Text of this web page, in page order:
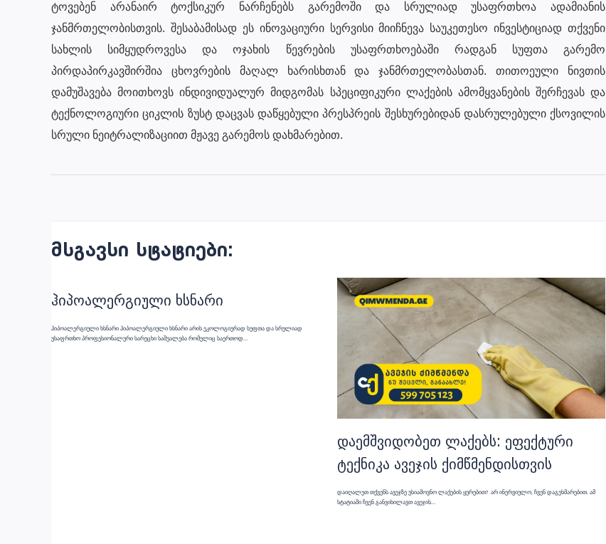
ტოვებენ არანაირ ტოქსიკურ ნარჩენებს გარემოში და სრულიად უსაფრთხოა ადამიანის
ჯანმრთელობისთვის. შესაბამისად ეს ინოვაციური სერვისი მიიჩნევა საუკეთესო ინვესტიციად თქვენი
სახლის სიმყუდროვესა და ოჯახის წევრების უსაფრთხოებაში რადგან სუფთა გარემო
პირდაპირკავშირშია ცხოვრების მაღალ ხარისხთან და ჯანმრთელობასთან. თითოეული ნივთის
დამუშავება მოითხოვს ინდივიდუალურ მიდგომას სპეციფიკური ლაქების ამომყვანების შერჩევას და
ტექნოლოგიური ციკლის ზუსტ დაცვას დაწყებული პრესპრეის შესხურებიდან დასრულებული ქსოვილის
სრული ნეიტრალიზაციით მჟავე გარემოს დახმარებით.
მსგავსი სტატიები:
ჰიპოალერგიული ხსნარი
ჰიპოალერგიული ხსნარი ჰიპოალერგიული ხსნარი არის ეკოლოგიურად სუფთა და სრულიად
უსაფრთხო პროფესიონალური სარეცხი საშუალება რომელიც საერთოდ…
დაემშვიდობეთ ლაქებს: ეფექტური
ტექნიკა ავეჯის ქიმწმენდისთვის
დაიღალეთ თქვენს ავეჯზე უსიამოვნო ლაქების ყურებით? არ ინერვიულო, ჩვენ დაგეხმარებით. ამ
სტატიაში ჩვენ განვიხილავთ ავეჯის…